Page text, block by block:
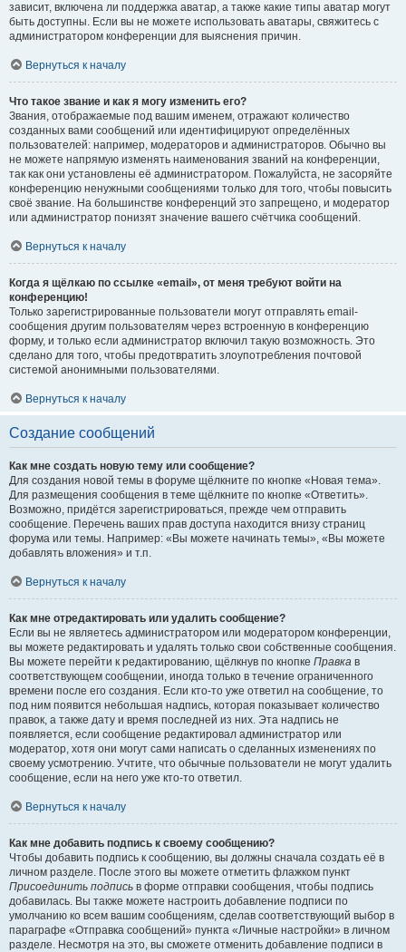
зависит, включена ли поддержка аватар, а также какие типы аватар могут
быть доступны. Если вы не можете использовать аватары, свяжитесь с
администратором конференции для выяснения причин.
Вернуться к началу
Что такое звание и как я могу изменить его?
Звания, отображаемые под вашим именем, отражают количество
созданных вами сообщений или идентифицируют определённых
пользователей: например, модераторов и администраторов. Обычно вы
не можете напрямую изменять наименования званий на конференции,
так как они установлены её администратором. Пожалуйста, не засоряйте
конференцию ненужными сообщениями только для того, чтобы повысить
своё звание. На большинстве конференций это запрещено, и модератор
или администратор понизят значение вашего счётчика сообщений.
Вернуться к началу
Когда я щёлкаю по ссылке «email», от меня требуют войти на
конференцию!
Только зарегистрированные пользователи могут отправлять email-
сообщения другим пользователям через встроенную в конференцию
форму, и только если администратор включил такую возможность. Это
сделано для того, чтобы предотвратить злоупотребления почтовой
системой анонимными пользователями.
Вернуться к началу
Создание сообщений
Как мне создать новую тему или сообщение?
Для создания новой темы в форуме щёлкните по кнопке «Новая тема».
Для размещения сообщения в теме щёлкните по кнопке «Ответить».
Возможно, придётся зарегистрироваться, прежде чем отправить
сообщение. Перечень ваших прав доступа находится внизу страниц
форума или темы. Например: «Вы можете начинать темы», «Вы можете
добавлять вложения» и т.п.
Вернуться к началу
Как мне отредактировать или удалить сообщение?
Если вы не являетесь администратором или модератором конференции,
вы можете редактировать и удалять только свои собственные сообщения.
Вы можете перейти к редактированию, щёлкнув по кнопке Правка в
соответствующем сообщении, иногда только в течение ограниченного
времени после его создания. Если кто-то уже ответил на сообщение, то
под ним появится небольшая надпись, которая показывает количество
правок, а также дату и время последней из них. Эта надпись не
появляется, если сообщение редактировал администратор или
модератор, хотя они могут сами написать о сделанных изменениях по
своему усмотрению. Учтите, что обычные пользователи не могут удалить
сообщение, если на него уже кто-то ответил.
Вернуться к началу
Как мне добавить подпись к своему сообщению?
Чтобы добавить подпись к сообщению, вы должны сначала создать её в
личном разделе. После этого вы можете отметить флажком пункт
Присоединить подпись в форме отправки сообщения, чтобы подпись
добавилась. Вы также можете настроить добавление подписи по
умолчанию ко всем вашим сообщениям, сделав соответствующий выбор в
параграфе «Отправка сообщений» пункта «Личные настройки» в личном
разделе. Несмотря на это, вы сможете отменить добавление подписи в